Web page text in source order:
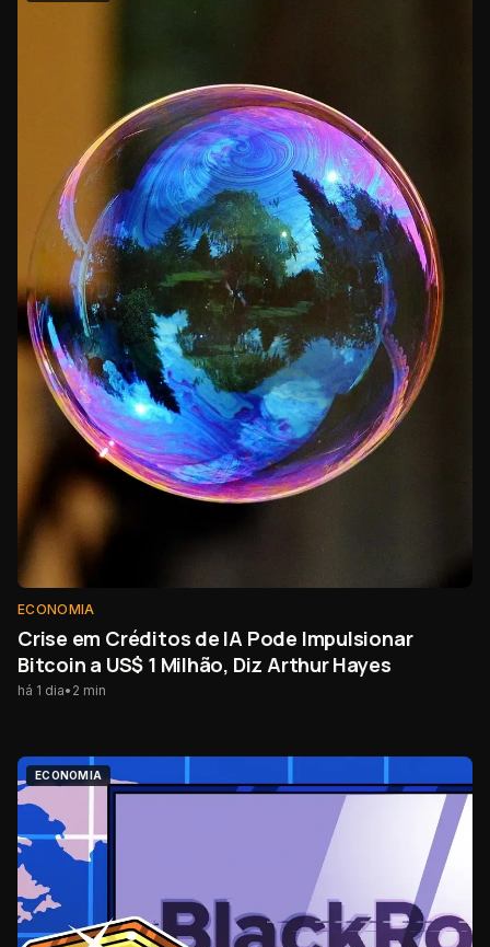
ECONOMIA
Crise em Créditos de IA Pode Impulsionar
Bitcoin a US$ 1 Milhão, Diz Arthur Hayes
há 1 dia• 2 min
ECONOMIA